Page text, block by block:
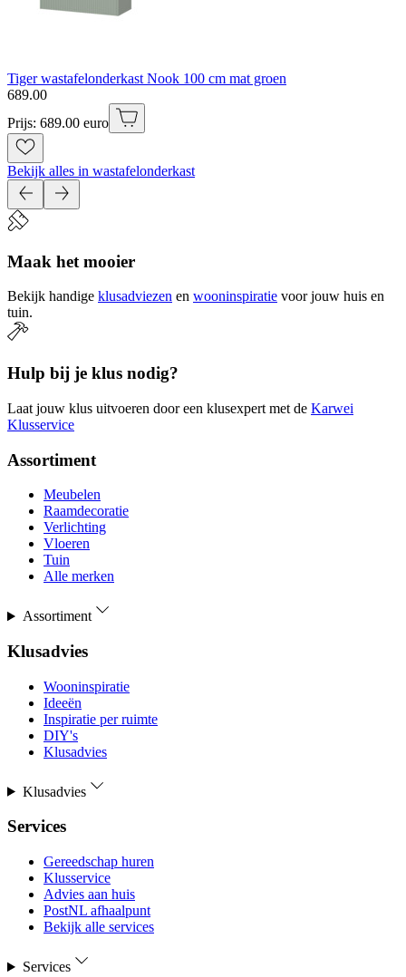
Tiger wastafelonderkast Nook 100 cm mat groen
689.00
Prijs: 689.00 euro
Bekijk alles in wastafelonderkast
Maak het mooier
Bekijk handige klusadviezen en wooninspiratie voor jouw huis en
tuin.
Hulp bij je klus nodig?
Laat jouw klus uitvoeren door een klusexpert met de Karwei
Klusservice
Assortiment
Meubelen
Raamdecoratie
Verlichting
Vloeren
Tuin
Alle merken
Assortiment
Klusadvies
Wooninspiratie
Ideeën
Inspiratie per ruimte
DIY's
Klusadvies
Klusadvies
Services
Gereedschap huren
Klusservice
Advies aan huis
PostNL afhaalpunt
Bekijk alle services
Services